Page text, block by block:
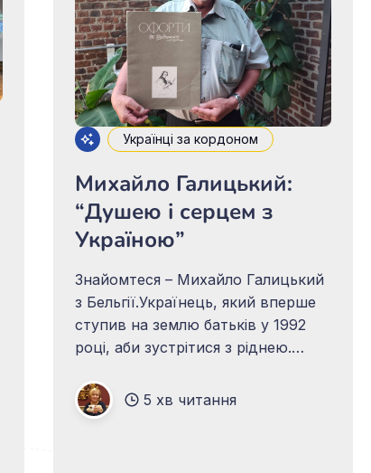
Українці за кордоном
Михайло Галицький:
“Душею і серцем з
Україною”
Знайомтеся – Михайло Галицький
з Бельгії.Українець, який вперше
ступив на землю батьків у 1992
році, аби зустрітися з ріднею.
говорить українською мовою (до
слова, володіє п'ятьма мовами).
5 хв читання